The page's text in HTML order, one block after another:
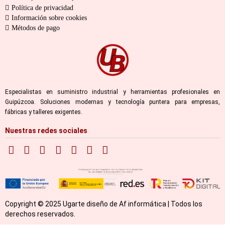
Política de privacidad
Información sobre cookies
Métodos de pago
Especialistas en suministro industrial y herramientas profesionales en
Guipúzcoa. Soluciones modernas y tecnología puntera para empresas,
fábricas y talleres exigentes.
Nuestras redes sociales
Copyright © 2025 Ugarte diseño de Af informática | Todos los
derechos reservados.